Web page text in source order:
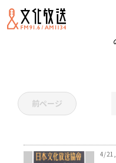
文化放
前ページ
4/